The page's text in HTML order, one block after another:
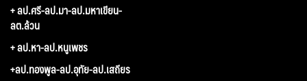
+ ลป.ศรี-ลป.มา-ลป.มหาเขียน-
ลต.ล้วน
+ ลป.หา-ลป.หนูเพชร
+ลป.ทองพูล-ลป.อุทัย-ลป.เสถียร